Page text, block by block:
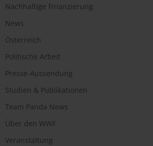
Nachhaltige Finanzierung
News
Österreich
Politische Arbeit
Presse-Aussendung
Studien & Publikationen
Team Panda News
Über den WWF
Veranstaltung